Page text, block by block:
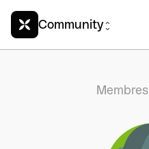
Community
Membres